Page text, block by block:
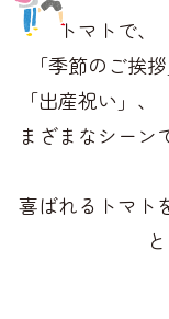
トマトで、
「季節のご挨
「出産祝い」
まざまなシーン
喜ばれるトマト